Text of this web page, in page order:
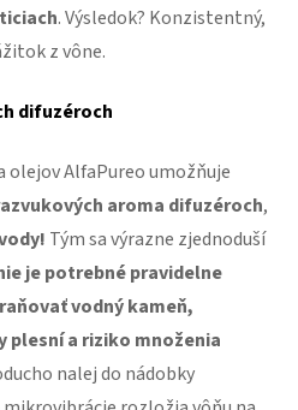
. Výsledok? Konzistentný,
z vône.
difuzéroch
olejov AlfaPureo umožňuje
aroma difuzéroch,
Tým sa výrazne zjednoduší
je potrebné pravidelne
vodný kameň,
plesní a riziko množenia
nalej do nádobky